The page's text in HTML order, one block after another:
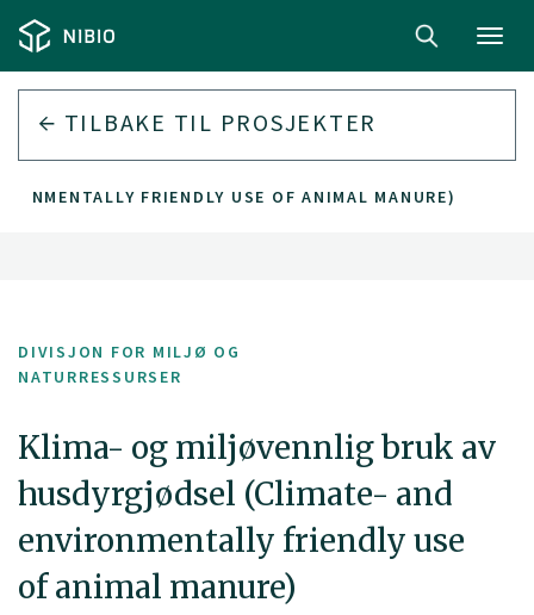
TILBAKE TIL PROSJEKTER
FRIENDLY USE OF ANIMAL MANURE)
DIVISJON FOR MILJØ OG
NATURRESSURSER
Klima- og miljøvennlig bruk av
husdyrgjødsel (Climate- and
environmentally friendly use
of animal manure)